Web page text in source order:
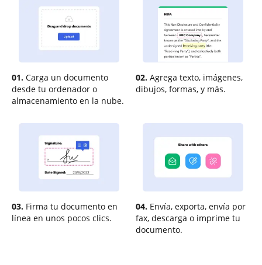
01. Carga un documento
desde tu ordenador o
almacenamiento en la nube.
02. Agrega texto, imágenes,
dibujos, formas, y más.
03. Firma tu documento en
línea en unos pocos clics.
04. Envía, exporta, envía por
fax, descarga o imprime tu
documento.